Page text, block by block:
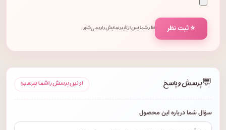
⭐ ثبت نظر نظر شما پس از تأیید نمایش داده می‌شود.
💬پرسش و پاسخ اولین پرسش را شما بپرسید!
سؤال شما درباره این محصول